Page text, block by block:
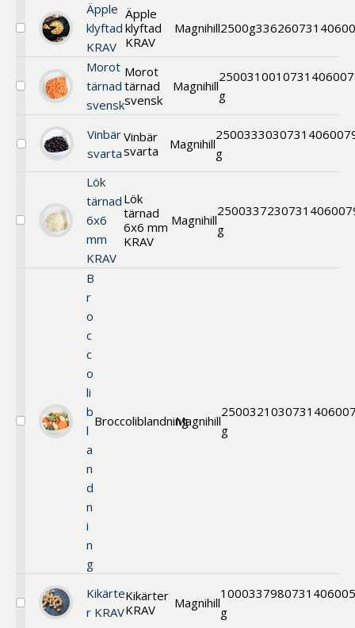
Välj
klyftad
Äpple
klyftad
KRAV
Äpple
klyftad
KRAV
Magnihill2500g33626
Välj
tärnad
svensk
Morot
tärnad
svensk
Morot
tärnad
svensk
Magnihill
2500
g
31001
Välj
svarta
Vinbär
svarta
Vinbär
svarta
Magnihill
2500
g
33303
Välj
Lök
tärnad
6x6
mm
KRAV
Lök
tärnad
6x6 mm
KRAV
Magnihill
2500
g
33723
Välj
B
r
o
c
c
o
li
b
l
a
n
d
n
i
n
g
BroccoliblandningMagnihill
2500
g
32103
Välj
Kikärte
r KRAV
Kikärter
KRAV
Magnihill
1000
g
33798